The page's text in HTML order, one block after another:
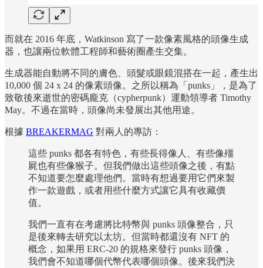
而就在 2016 年底，Watkinson 寫了一款像素風格的頭像生成
器，也讓兩位軟體工程師和藝術圈產生交集。
生成器能自動將不同的膚色、頭髮或眼鏡混搭在一起，產生出
10,000 個 24 x 24 的像素頭像。之所以稱為「punks」，是為了
致敬後來逝世的密碼龐克（cypherpunk）運動領導者 Timothy
May。不過在當時，頭像尚未發展出其他用途。
根據 BREAKERMAG 對兩人的專訪：
這些 punks 都各有特色，有些長得像人、有些像殭
屍也有些像猴子。但我們做出這些頭像之後，有點
不知道要怎麼處理他們。當時有想過要用它們來製
作一款遊戲，或者用些什麼方式讓它具有收藏價
值。
我們一直有在考慮將比特幣與 punks 頭像整合，只
是後來轉去研究以太坊。但當時都還沒有 NFT 的
概念，如果用 ERC-20 的規格來發行 punks 頭像，
我們會不知道哪個代幣代表哪個頭像。後來我們決